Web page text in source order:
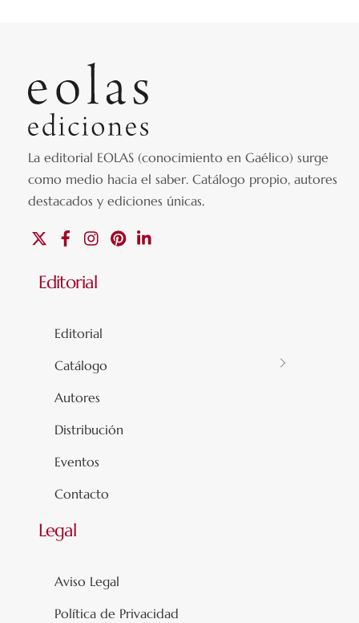
La editorial EOLAS (conocimiento en Gaélico) surge
como medio hacia el saber.Catálogo propio, autores
destacados y ediciones únicas.
FacebookInstagramPinterest
Editorial
Editorial
Catálogo
Autores
Distribución
Eventos
Contacto
Legal
Aviso Legal
Política de Privacidad